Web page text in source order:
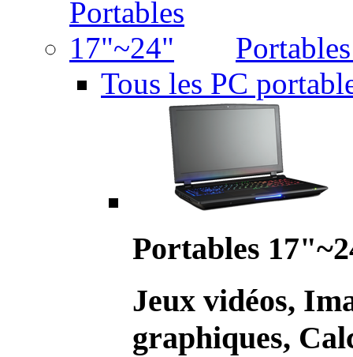
Tous les PC
Portables
Jeux vidéos,
graphiques,